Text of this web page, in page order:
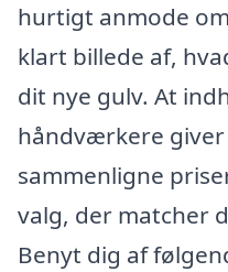
hurtigt anmode
klart billede af,
dit nye gulv. At
håndværkere
sammenligne
valg, der matcher
Benyt dig af